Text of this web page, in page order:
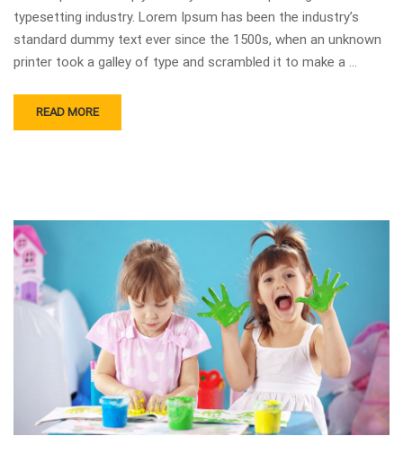
typesetting industry. Lorem Ipsum has been the industry’s
standard dummy text ever since the 1500s, when an unknown
printer took a galley of type and scrambled it to make a …
READ MORE